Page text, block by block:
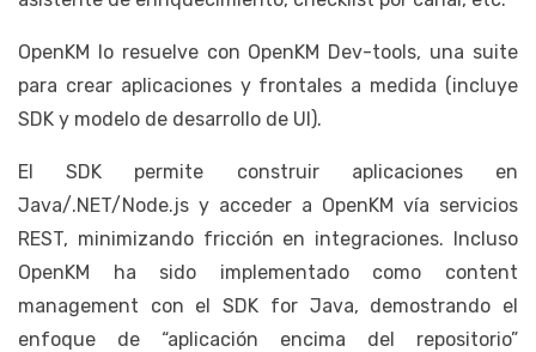
OpenKM lo resuelve con OpenKM Dev-tools, una suite
para crear aplicaciones y frontales a medida (incluye
SDK y modelo de desarrollo de UI).
El SDK permite construir aplicaciones en
Java/.NET/Node.js y acceder a OpenKM vía servicios
REST, minimizando fricción en integraciones. Incluso
OpenKM ha sido implementado como content
management con el SDK for Java, demostrando el
enfoque de “aplicación encima del repositorio”